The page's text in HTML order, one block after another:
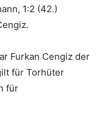
1:2 (42.)
Furkan Cengiz der
für Torhüter
für